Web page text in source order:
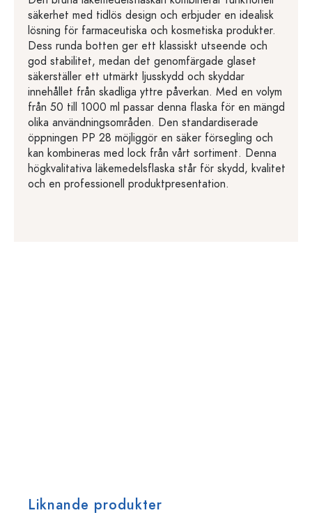
säkerhet med tidlös design och erbjuder en idealisk
lösning för farmaceutiska och kosmetiska produkter.
Dess runda botten ger ett klassiskt utseende och
god stabilitet, medan det genomfärgade glaset
säkerställer ett utmärkt ljusskydd och skyddar
innehållet från skadliga yttre påverkan. Med en volym
från 50 till 1000 ml passar denna flaska för en mängd
olika användningsområden. Den standardiserade
öppningen PP 28 möjliggör en säker försegling och
kan kombineras med lock från vårt sortiment. Denna
högkvalitativa läkemedelsflaska står för skydd, kvalitet
och en professionell produktpresentation.
Liknande produkter